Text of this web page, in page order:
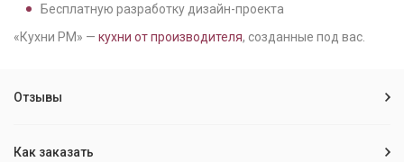
Бесплатную разработку дизайн-проекта
«Кухни РМ» — кухни от производителя, созданные под вас.
Отзывы
Как заказать